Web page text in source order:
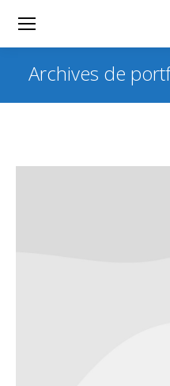
Archives de